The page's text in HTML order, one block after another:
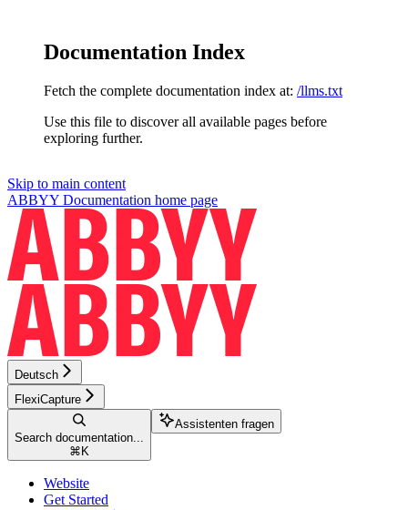
Documentation Index
Fetch the complete documentation index at: /llms.txt
Use this file to discover all available pages before
exploring further.
Skip to main content
ABBYY Documentation home page
Deutsch
FlexiCapture
Search documentation...
⌘ K
Assistenten fragen
Website
Get Started